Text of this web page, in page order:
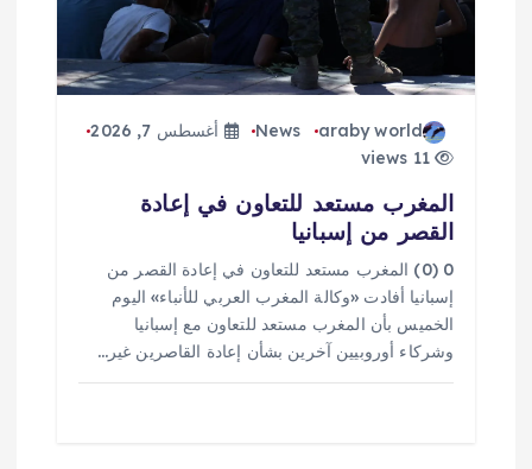
ت
araby world
News
أغسطس 7, 2026
11 views
المغرب مستعد للتعاون في إعادة
القصر من إسبانيا
0 (0) المغرب مستعد للتعاون في إعادة القصر من
إسبانيا أفادت «وكالة المغرب العربي للأنباء» اليوم
الخميس بأن المغرب مستعد للتعاون مع إسبانيا
وشركاء أوروبيين آخرين بشأن إعادة القاصرين غير…